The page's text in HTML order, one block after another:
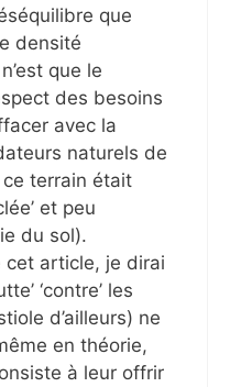
que
densité
que le
des besoins
avec la
naturels de
terrain était
et peu
du sol).
article, je dirai
‘contre’ les
d’ailleurs) ne
en théorie,
à leur offrir